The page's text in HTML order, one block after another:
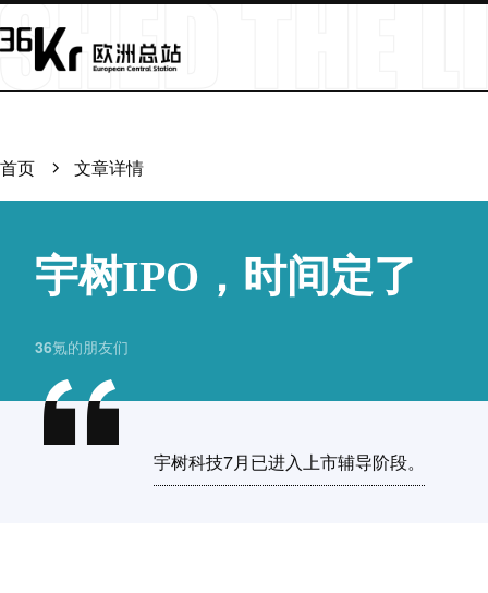
首页 文章详情
宇树IPO，时间定了
36氪的朋友们
宇树科技7月已进入上市辅导阶段。